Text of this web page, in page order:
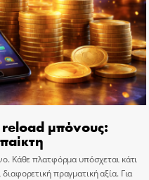
reload μπόνους:
Κάθε πλατφόρμα υπόσχεται κάτι
πραγματική αξία. Για